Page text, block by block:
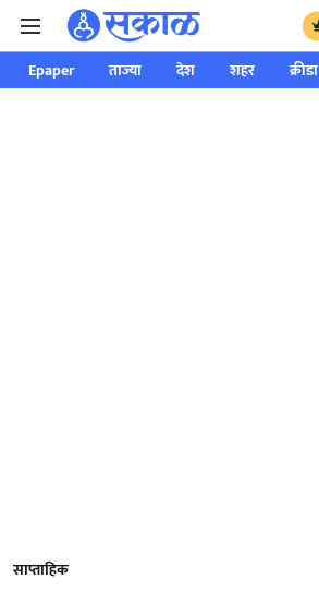
Epaper ताज्या देश शहर क्रीडा
साप्ताहिक